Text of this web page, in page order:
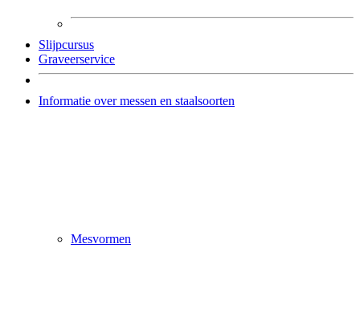
Slijpcursus
Graveerservice
Informatie over messen en staalsoorten
Mesvormen